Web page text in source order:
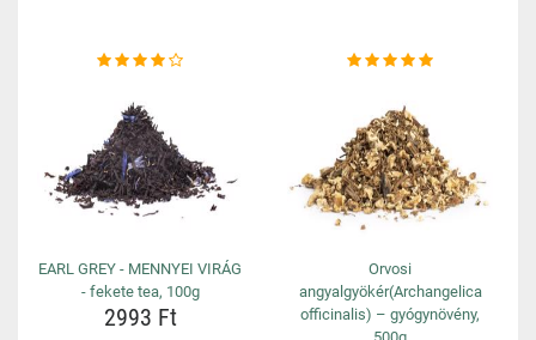
EARL GREY - MENNYEI VIRÁG
- fekete tea, 100g
2993 Ft
Orvosi
angyalgyökér(Archangelica
officinalis) – gyógynövény,